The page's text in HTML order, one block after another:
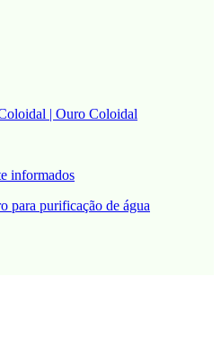
| Ouro Coloidal
informados
para purificação de água